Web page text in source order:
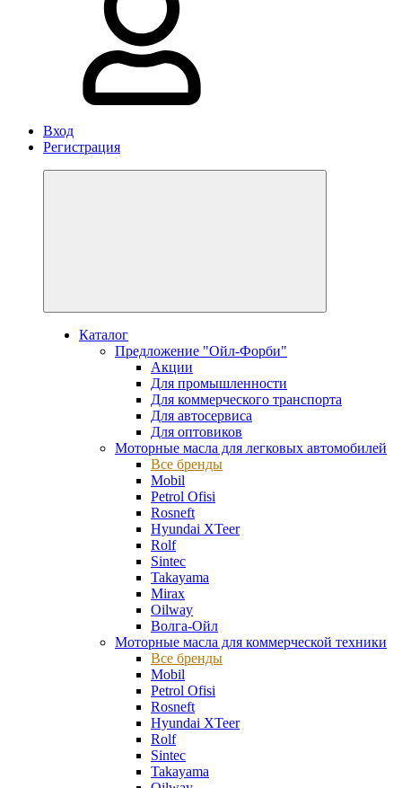
Вход
Регистрация
Каталог
Предложение "Ойл-Форби"
Акции
Для промышленности
Для коммерческого транспорта
Для автосервиса
Для оптовиков
Моторные масла для легковых автомобилей
Все бренды
Mobil
Petrol Ofisi
Rosneft
Hyundai XTeer
Rolf
Sintec
Takayama
Mirax
Oilway
Волга-Ойл
Моторные масла для коммерческой техники
Все бренды
Mobil
Petrol Ofisi
Rosneft
Hyundai XTeer
Rolf
Sintec
Takayama